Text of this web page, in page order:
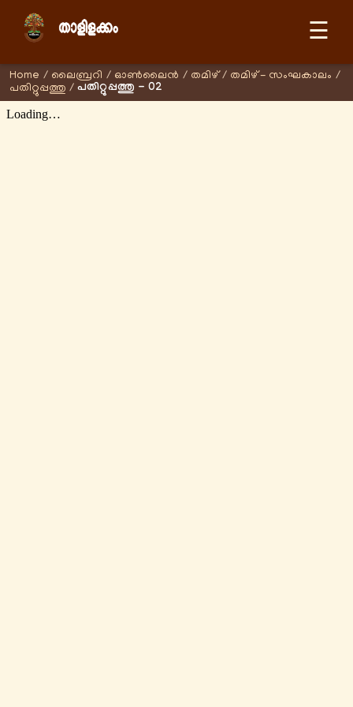
☰
Home / ലൈബ്രറി / ഓണ്‍ലൈന്‍ / തമിഴ് / തമിഴ് - സംഘകാലം /
പതിറ്റുപ്പത്തു / പതിറ്റുപ്പത്തു - 02